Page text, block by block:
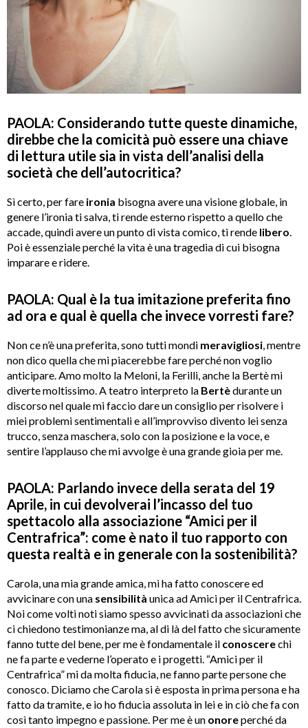
PAOLA: Considerando tutte queste dinamiche,
direbbe che la comicità può essere una chiave
di lettura utile sia in vista dell’analisi della
società che dell’autocritica?
Sì certo, per fare ironia bisogna avere una visione globale, in
genere l’ironia ti salva, ti rende esterno rispetto a quello che
accade, quindi avere un punto di vista comico, ti rende libero.
Poi è essenziale perché la vita è una tragedia di cui bisogna
imparare e ridere.
PAOLA: Qual è la tua imitazione preferita fino
ad ora e qual è quella che invece vorresti fare?
Non ce n’è una preferita, sono tutti mondi meravigliosi, mentre
non dico quella che mi piacerebbe fare perché non voglio
anticipare. Amo molto la Meloni, la Ferilli, anche la Bertè mi
diverte moltissimo. A teatro interpreto la Bertèdurante un
discorso nel quale mi faccio dare un consiglio per risolvere i
miei problemi sentimentali e all’improvviso divento lei senza
trucco, senza maschera, solo con la posizione e la voce, e
sentire l’applauso che mi avvolge è una grande gioia per me.
PAOLA: Parlando invece della serata del 19
Aprile, in cui devolverai l’incasso del tuo
spettacolo alla associazione “Amici per il
Centrafrica”: come è nato il tuo rapporto con
questa realtà e in generale con la sostenibilità?
Carola, una mia grande amica, mi ha fatto conoscere ed
avvicinare con una sensibilità unica ad Amici per il Centrafrica.
Noi come volti noti siamo spesso avvicinati da associazioni che
ci chiedono testimonianze ma, al di là del fatto che sicuramente
fanno tutte del bene, per me è fondamentale il conoscerechi
ne fa parte e vederne l’operato e i progetti. “Amici per il
Centrafrica” mi da molta fiducia, ne fanno parte persone che
conosco. Diciamo che Carola si è esposta in prima persona e ha
fatto da tramite, e io ho fiducia assoluta in lei e in ciò che fa con
così tanto impegno e passione. Per me è un onoreperché da